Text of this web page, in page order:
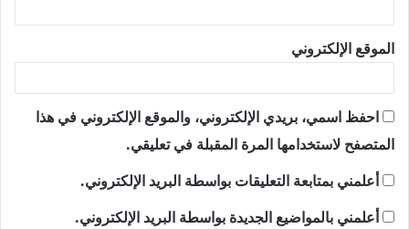
الموقع الإلكتروني
احفظ اسمي، بريدي الإلكتروني، والموقع الإلكتروني في هذا
المتصفح لاستخدامها المرة المقبلة في تعليقي.
أعلمني بمتابعة التعليقات بواسطة البريد الإلكتروني.
أعلمني بالمواضيع الجديدة بواسطة البريد الإلكتروني.